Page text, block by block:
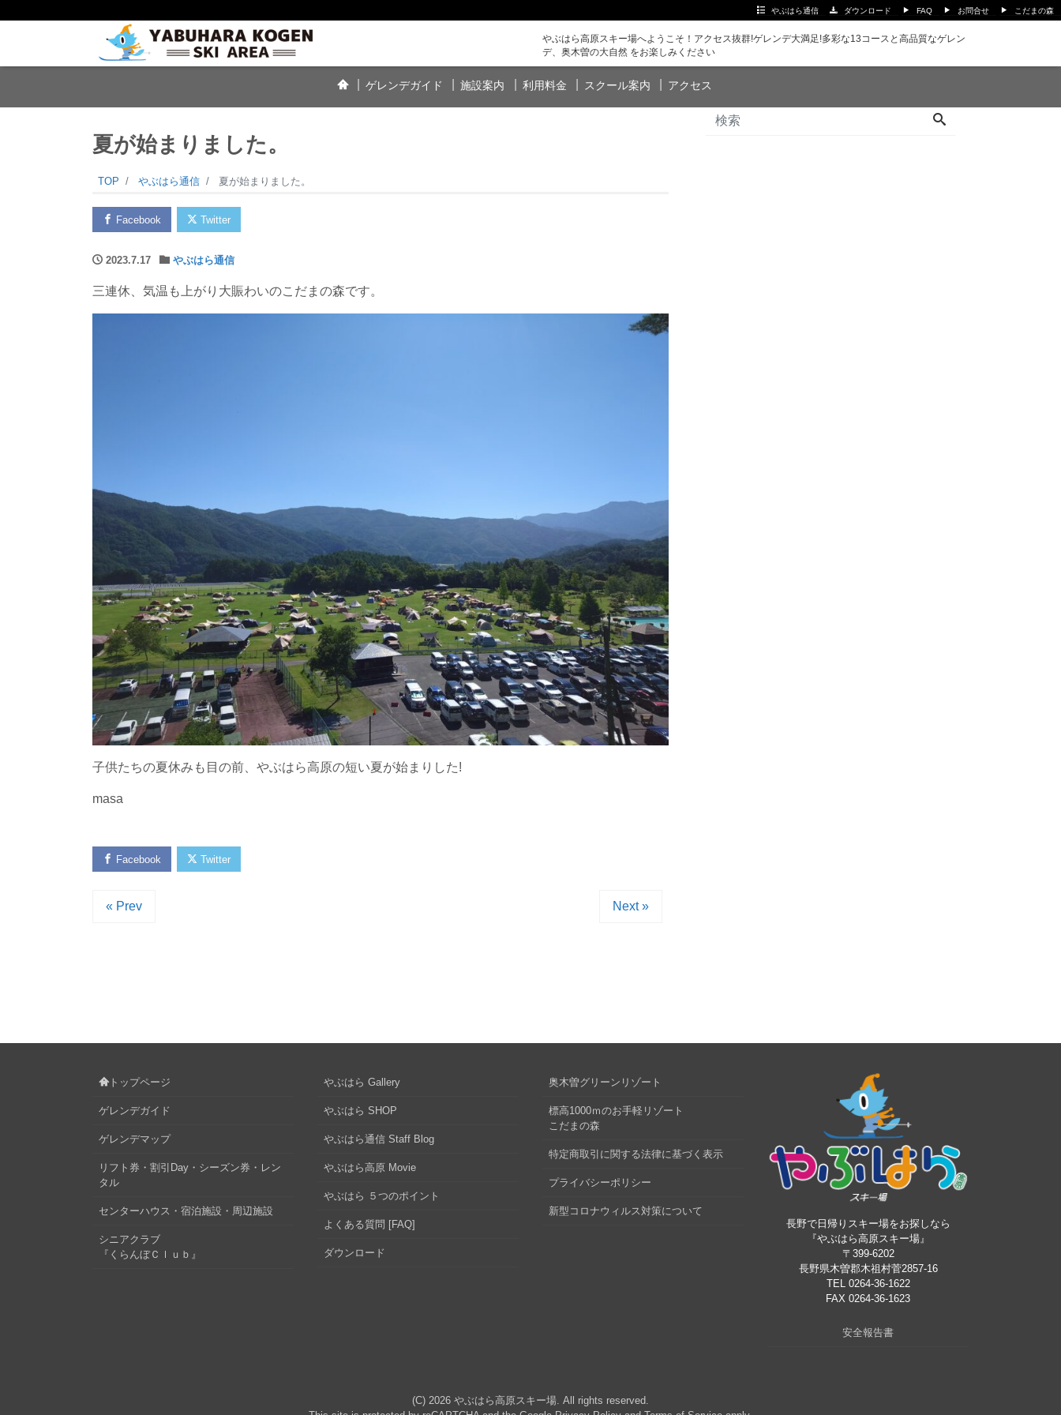
やぶはら通信 ダウンロード FAQ お問合せ こだまの森
やぶはら高原スキー場へようこそ！アクセス抜群!ゲレンデ大満足!多彩な13コースと高品質なゲレン
デ、奥木曽の大自然 をお楽しみください
ゲレンデガイド 施設案内 利用料金 スクール案内 アクセス
夏が始まりました。
TOP やぶはら通信 夏が始まりました。
Facebook Twitter
2023.7.17 やぶはら通信
三連休、気温も上がり大賑わいのこだまの森です。
子供たちの夏休みも目の前、やぶはら高原の短い夏が始まりした!
masa
Facebook Twitter
« Prev Next »
トップページ
ゲレンデガイド
ゲレンデマップ
リフト券・割引Day・シーズン券・レン
タル
センターハウス・宿泊施設・周辺施設
シニアクラブ
『くらんぼＣｌｕｂ』
やぶはら Gallery
やぶはら SHOP
やぶはら通信 Staff Blog
やぶはら高原 Movie
やぶはら ５つのポイント
よくある質問 [FAQ]
ダウンロード
奥木曽グリーンリゾート
標高1000ｍのお手軽リゾート
こだまの森
特定商取引に関する法律に基づく表示
プライバシーポリシー
新型コロナウィルス対策について
長野で日帰りスキー場をお探しなら
『やぶはら高原スキー場』
〒399-6202
長野県木曽郡木祖村菅2857-16
TEL 0264-36-1622
FAX 0264-36-1623
安全報告書
(C) 2026 やぶはら高原スキー場. All rights reserved.